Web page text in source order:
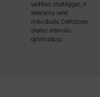
vadības stratēģijas, ir
ieteicams veikt
individuālu CrefoScore
skalas intervālu
optimizāciju.